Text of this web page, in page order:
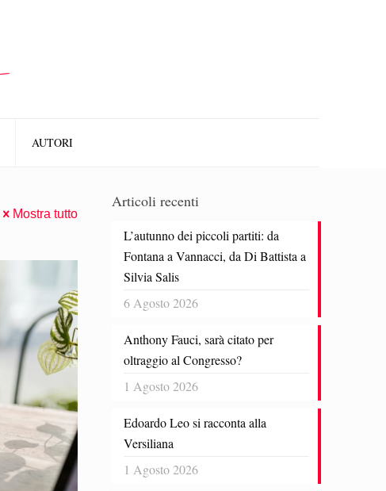
AUTORI
Mostra tutto
Articoli recenti
L’autunno dei piccoli partiti: da
Fontana a Vannacci, da Di Battista a
Silvia Salis
6 Agosto 2026
Anthony Fauci, sarà citato per
oltraggio al Congresso?
1 Agosto 2026
Edoardo Leo si racconta alla
Versiliana
1 Agosto 2026